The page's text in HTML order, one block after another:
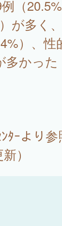
（
が多く
）、性
多かっ
ﾀｰより参
）